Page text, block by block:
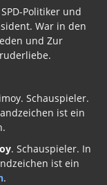
Politiker und
War in den
und Zur
. Schauspieler. In
ist ein
.